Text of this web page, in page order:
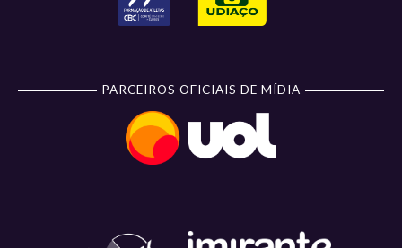
PARCEIROS OFICIAIS DE MÍDIA